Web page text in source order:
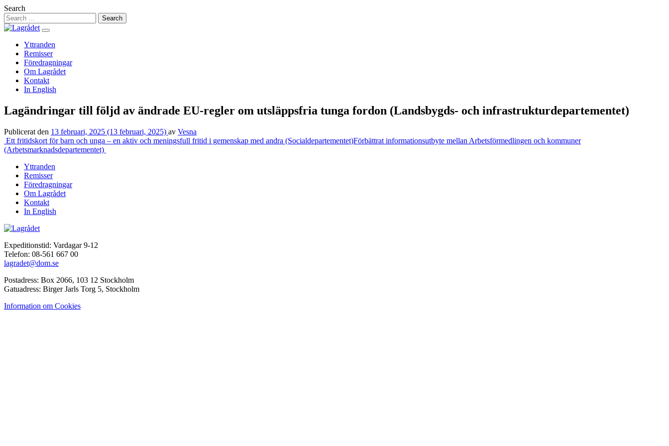
Hoppa
till
innehåll
Search
Yttranden
Remisser
Föredragningar
Om Lagrådet
Kontakt
In English
Lagändringar till följd av ändrade EU-regler om utsläppsfria tunga fordon (Landsbygds- och infrastrukturdepartementet)
Publicerat den 13 februari, 2025 (13 februari, 2025) av Vesna
Inläggsnavigering
Ett fritidskort för barn och unga – en aktiv och meningsfull fritid i gemenskap med andra (Socialdepartementet)Förbättrat informationsutbyte mellan Arbetsförmedlingen och kommuner
(Arbetsmarknadsdepartementet)
Yttranden
Remisser
Föredragningar
Om Lagrådet
Kontakt
In English
Expeditionstid: Vardagar 9-12
Telefon: 08-561 667 00
lagradet@dom.se
Postadress: Box 2066, 103 12 Stockholm
Gatuadress: Birger Jarls Torg 5, Stockholm
Information om Cookies